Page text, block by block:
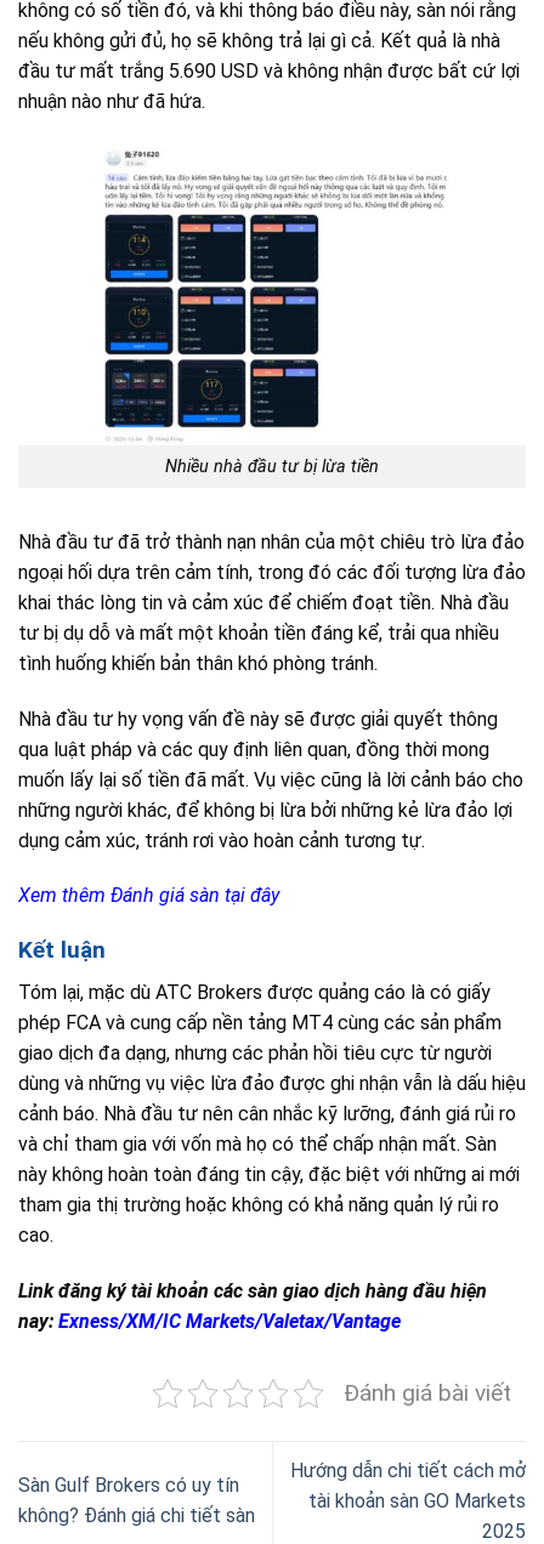
không có số tiền đó, và khi thông báo điều này, sàn nói rằng
nếu không gửi đủ, họ sẽ không trả lại gì cả. Kết quả là nhà
đầu tư mất trắng 5.690 USD và không nhận được bất cứ lợi
nhuận nào như đã hứa.
Nhiều nhà đầu tư bị lừa tiền
Nhà đầu tư đã trở thành nạn nhân của một chiêu trò lừa đảo
ngoại hối dựa trên cảm tính, trong đó các đối tượng lừa đảo
khai thác lòng tin và cảm xúc để chiếm đoạt tiền. Nhà đầu
tư bị dụ dỗ và mất một khoản tiền đáng kể, trải qua nhiều
tình huống khiến bản thân khó phòng tránh.
Nhà đầu tư hy vọng vấn đề này sẽ được giải quyết thông
qua luật pháp và các quy định liên quan, đồng thời mong
muốn lấy lại số tiền đã mất. Vụ việc cũng là lời cảnh báo cho
những người khác, để không bị lừa bởi những kẻ lừa đảo lợi
dụng cảm xúc, tránh rơi vào hoàn cảnh tương tự.
Xem thêm Đánh giá sàn tại đây
Kết luận
Tóm lại, mặc dù ATC Brokers được quảng cáo là có giấy
phép FCA và cung cấp nền tảng MT4 cùng các sản phẩm
giao dịch đa dạng, nhưng các phản hồi tiêu cực từ người
dùng và những vụ việc lừa đảo được ghi nhận vẫn là dấu hiệu
cảnh báo. Nhà đầu tư nên cân nhắc kỹ lưỡng, đánh giá rủi ro
và chỉ tham gia với vốn mà họ có thể chấp nhận mất. Sàn
này không hoàn toàn đáng tin cậy, đặc biệt với những ai mới
tham gia thị trường hoặc không có khả năng quản lý rủi ro
cao.
Link đăng ký tài khoản các sàn giao dịch hàng đầu hiện
nay: Exness/XM/IC Markets/Valetax/Vantage
Đánh giá bài viết
Sàn Gulf Brokers có uy tín
không? Đánh giá chi tiết sàn
Hướng dẫn chi tiết cách mở
tài khoản sàn GO Markets
2025